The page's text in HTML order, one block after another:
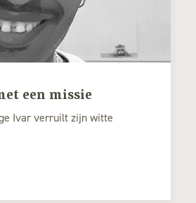
een missie
Ivar verruilt zijn witte